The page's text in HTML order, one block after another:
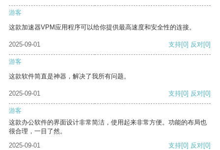
游客
这款加速器VPM应用程序可以给你提供最高速度和安全性的连接。
2025-09-01 支持[0] 反对[0]
游客
这款软件简直是神器，解决了我所有问题。
2025-09-01 支持[0] 反对[0]
游客
这款办公软件的界面设计非常简洁，使用起来非常方便。功能的布局也
很合理，一目了然。
2025-09-01
支持[0] 反对[0]